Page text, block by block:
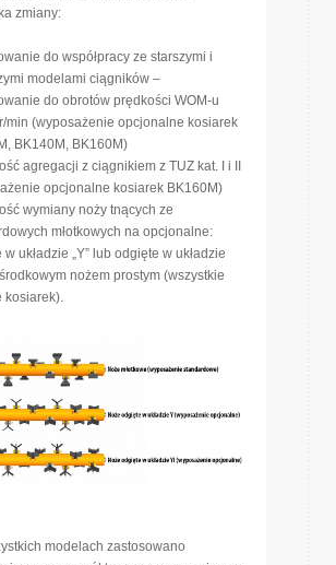
zmiany:
do współpracy ze starszymi i
modelami ciągników –
do obrotów prędkości WOM-u
min (wyposażenie opcjonalne kosiarek
BK140M, BK160M)
agregacji z ciągnikiem z TUZ kat. I i II
opcjonalne kosiarek BK160M)
wymiany noży tnących ze
młotkowych na opcjonalne:
układzie „Y” lub odgięte w układzie
środkowym nożem prostym (wszystkie
kosiarek).
modelach zastosowano